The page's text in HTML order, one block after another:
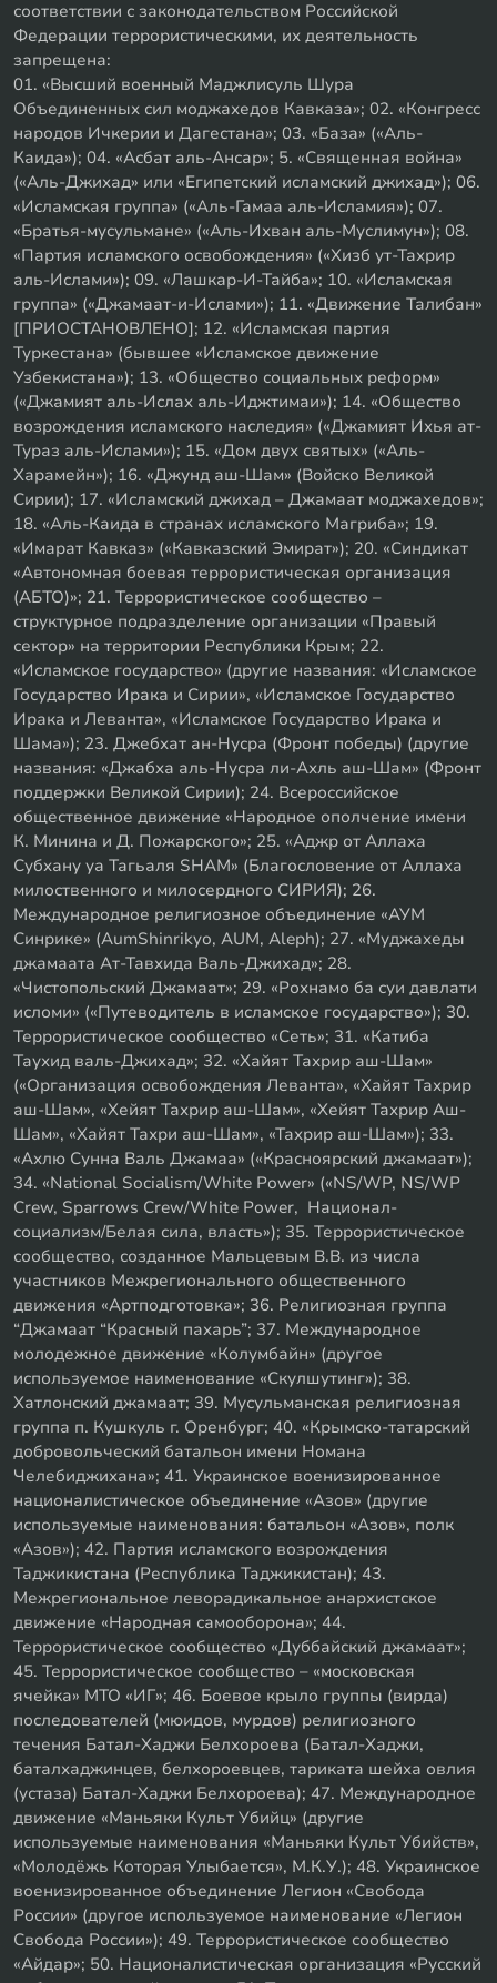
соответствии с законодательством Российской
Федерации террористическими, их деятельность
запрещена:
01. «Высший военный Маджлисуль Шура
Объединенных сил моджахедов Кавказа»; 02. «Конгресс
народов Ичкерии и Дагестана»; 03. «База» («Аль-
Каида»); 04. «Асбат аль-Ансар»; 5. «Священная война»
(«Аль-Джихад» или «Египетский исламский джихад»); 06.
«Исламская группа» («Аль-Гамаа аль-Исламия»); 07.
«Братья-мусульмане» («Аль-Ихван аль-Муслимун»); 08.
«Партия исламского освобождения» («Хизб ут-Тахрир
аль-Ислами»); 09. «Лашкар-И-Тайба»; 10. «Исламская
группа» («Джамаат-и-Ислами»); 11. «Движение Талибан»
[ПРИОСТАНОВЛЕНО]; 12. «Исламская партия
Туркестана» (бывшее «Исламское движение
Узбекистана»); 13. «Общество социальных реформ»
(«Джамият аль-Ислах аль-Иджтимаи»); 14. «Общество
возрождения исламского наследия» («Джамият Ихья ат-
Тураз аль-Ислами»); 15. «Дом двух святых» («Аль-
Харамейн»); 16. «Джунд аш-Шам» (Войско Великой
Сирии); 17. «Исламский джихад – Джамаат моджахедов»;
18. «Аль-Каида в странах исламского Магриба»; 19.
«Имарат Кавказ» («Кавказский Эмират»); 20. «Синдикат
«Автономная боевая террористическая организация
(АБТО)»; 21. Террористическое сообщество –
структурное подразделение организации «Правый
сектор» на территории Республики Крым; 22.
«Исламское государство» (другие названия: «Исламское
Государство Ирака и Сирии», «Исламское Государство
Ирака и Леванта», «Исламское Государство Ирака и
Шама»); 23. Джебхат ан-Нусра (Фронт победы) (другие
названия: «Джабха аль-Нусра ли-Ахль аш-Шам» (Фронт
поддержки Великой Сирии); 24. Всероссийское
общественное движение «Народное ополчение имени
К. Минина и Д. Пожарского»; 25. «Аджр от Аллаха
Субхану уа Тагьаля SHAM» (Благословение от Аллаха
милоственного и милосердного СИРИЯ); 26.
Международное религиозное объединение «АУМ
Синрике» (AumShinrikyo, AUM, Aleph); 27. «Муджахеды
джамаата Ат-Тавхида Валь-Джихад»; 28.
«Чистопольский Джамаат»; 29. «Рохнамо ба суи давлати
исломи» («Путеводитель в исламское государство»); 30.
Террористическое сообщество «Сеть»; 31. «Катиба
Таухид валь-Джихад»; 32. «Хайят Тахрир аш-Шам»
(«Организация освобождения Леванта», «Хайят Тахрир
аш-Шам», «Хейят Тахрир аш-Шам», «Хейят Тахрир Аш-
Шам», «Хайят Тахри аш-Шам», «Тахрир аш-Шам»); 33.
«Ахлю Сунна Валь Джамаа» («Красноярский джамаат»);
34. «National Socialism/White Power» («NS/WP, NS/WP
Crew, Sparrows Crew/White Power, Национал-
социализм/Белая сила, власть»); 35. Террористическое
сообщество, созданное Мальцевым В.В. из числа
участников Межрегионального общественного
движения «Артподготовка»; 36. Религиозная группа
“Джамаат “Красный пахарь”; 37. Международное
молодежное движение «Колумбайн» (другое
используемое наименование «Скулшутинг»); 38.
Хатлонский джамаат; 39. Мусульманская религиозная
группа п. Кушкуль г. Оренбург; 40. «Крымско-татарский
добровольческий батальон имени Номана
Челебиджихана»; 41. Украинское военизированное
националистическое объединение «Азов» (другие
используемые наименования: батальон «Азов», полк
«Азов»); 42. Партия исламского возрождения
Таджикистана (Республика Таджикистан); 43.
Межрегиональное леворадикальное анархистское
движение «Народная самооборона»; 44.
Террористическое сообщество «Дуббайский джамаат»;
45. Террористическое сообщество – «московская
ячейка» МТО «ИГ»; 46. Боевое крыло группы (вирда)
последователей (мюидов, мурдов) религиозного
течения Батал-Хаджи Белхороева (Батал-Хаджи,
баталхаджинцев, белхороевцев, тариката шейха овлия
(устаза) Батал-Хаджи Белхороева); 47. Международное
движение «Маньяки Культ Убийц» (другие
используемые наименования «Маньяки Культ Убийств»,
«Молодёжь Которая Улыбается», М.К.У.); 48. Украинское
военизированное объединение Легион «Свобода
России» (другое используемое наименование «Легион
Свобода России»); 49. Террористическое сообщество
«Айдар»; 50. Националистическая организация «Русский